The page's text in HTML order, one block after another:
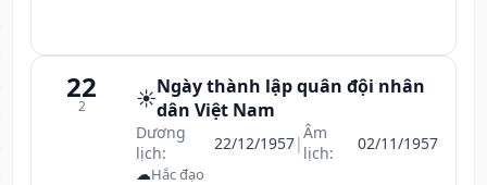
22
2 ☀️Ngày thành lập quân đội nhân
dân Việt Nam
Dương
lịch:
22/12/1957|Âm
lịch:
02/11/1957
☁Hắc đạo